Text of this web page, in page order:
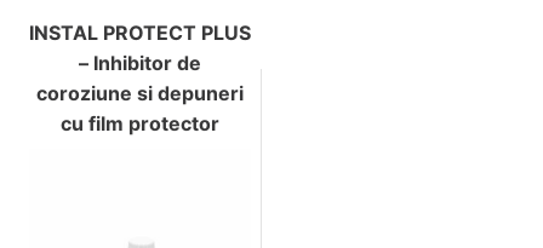
INSTAL PROTECT PLUS
– Inhibitor de
coroziune si depuneri
cu film protector